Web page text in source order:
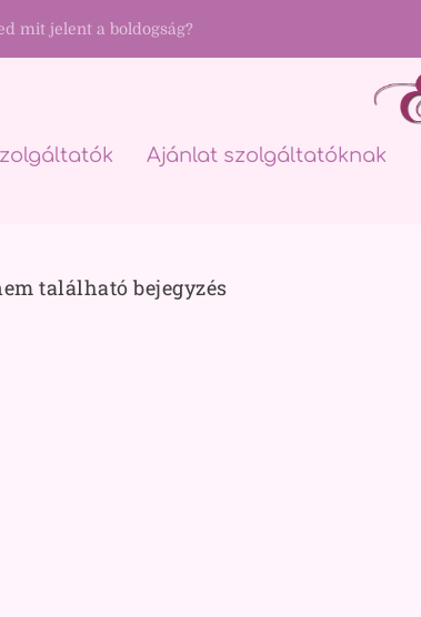
mit jelent a boldogság?
Ajánlat szolgáltatóknak
található bejegyzés